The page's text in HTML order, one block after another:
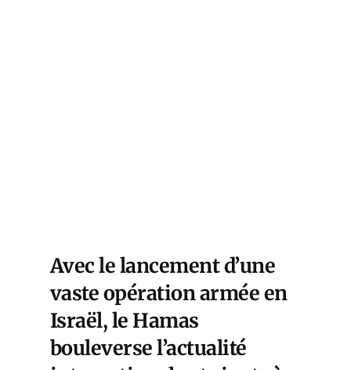
Avec le lancement d’une
vaste opération armée en
Israël, le Hamas
bouleverse l’actualité